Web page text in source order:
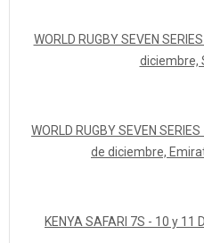
WORLD RUGBY SEVEN
diciembre,
WORLD RUGBY SEVEN
de diciembre,
KENYA SAFARI 7S - 10 y 11